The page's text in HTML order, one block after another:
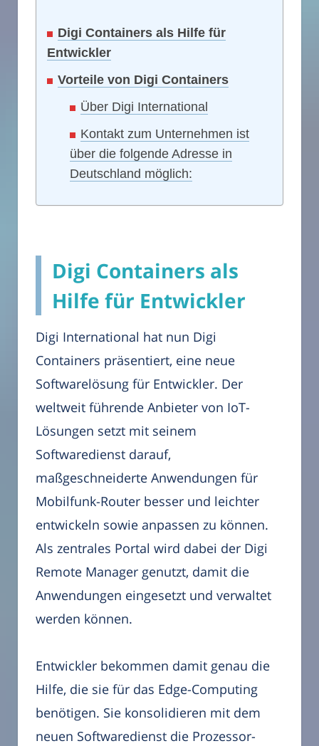
Digi Containers als Hilfe für
Entwickler
Vorteile von Digi Containers
Über Digi International
Kontakt zum Unternehmen ist
über die folgende Adresse in
Deutschland möglich:
Digi Containers als
Hilfe für Entwickler
Digi International hat nun Digi
Containers präsentiert, eine neue
Softwarelösung für Entwickler. Der
weltweit führende Anbieter von IoT-
Lösungen setzt mit seinem
Softwaredienst darauf,
maßgeschneiderte Anwendungen für
Mobilfunk-Router besser und leichter
entwickeln sowie anpassen zu können.
Als zentrales Portal wird dabei der Digi
Remote Manager genutzt, damit die
Anwendungen eingesetzt und verwaltet
werden können.
Entwickler bekommen damit genau die
Hilfe, die sie für das Edge-Computing
benötigen. Sie konsolidieren mit dem
neuen Softwaredienst die Prozessor-